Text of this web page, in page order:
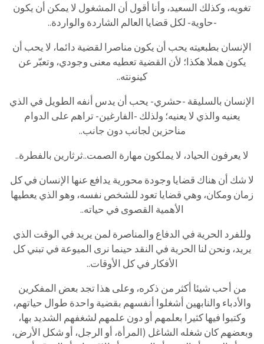
تغويه، وكذلك السعيد، وأنا أقول أن المشغول لا يمكن أن يكون
-حاوية- لكل قضايا العالم الشاردة والواردة..
الإنسان بطبعيته يحب أن يكون مناصرا لقضية دائما، لا يحب أن
يكون هملا هكذا؛ لأن القضية تعطيه معنى وجودي، وتعبّر عن
كينونته..
الإنسان بالسليقة -حشري- يحب أن يدس أنفه الطويل في الذي
يعنيه والذي لا يعنيه؛ ولذلك -الفارغين- تراهم على الدوام
مناحزين لجانب دون جانب..
لا يعرفون الحياد، لا يملكون مهارة الصمت..ثرثارين بالفطرة..
لا شك أن هناك قضايا وجودة محورية يدافع عنها الإنسان في كل
زمان ومكان، وهي قضايا تعود للشخص نفسه، وهو الذي يعطيها
الأهمية القصوى في حياته..
وللفرد الحرية في الدفاع والمناصرة لمن يريد في الوقت الذي
يريد، ونحن لنا الحرية في النقد حينما نرى الميوعة في تبني كل
الأفكار في كل الأوقات..
من أحب شيئا أكثر من ذكره، وعلى هذا تجد بعض المفكرين
والأدباء والنابهين أشغلوا أنفسهم بقضية واحدة طوال حياتهم،
وكتبوا فيها كثيرا بعلمهم أو دون علمهم لشغفهم الشديد بها،
وبعضهم كان شغله الشاغل (المرأة، أو الرجل، أو شكل الأرض،